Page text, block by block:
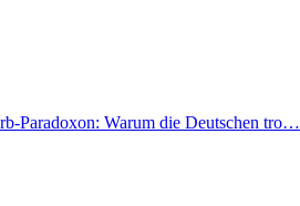
Paradoxon: Warum die Deutschen tro…